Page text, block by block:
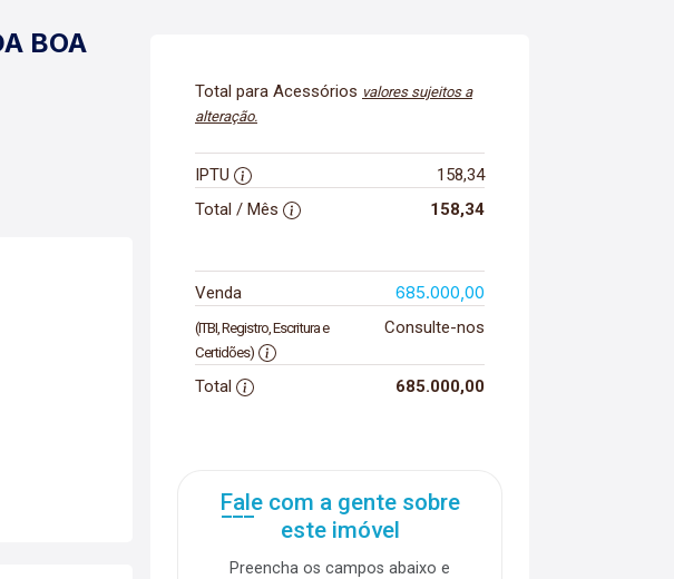
BOA
Total para Acessórios valores sujeitos a
alteração.
IPTU
158,34
Total / Mês
158,34
Venda 685.000,00
(ITBI, Registro, Escritura e
Certidões)
Consulte-nos
Total 685.000,00
Fale com a gente sobre
este imóvel
Preencha os campos abaixo e